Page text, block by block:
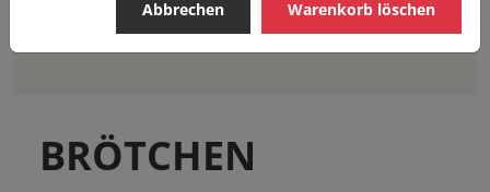
Abbrechen Warenkorb löschen
BRÖTCHEN SÜSSE TEILCHEN
BRÖTCHEN